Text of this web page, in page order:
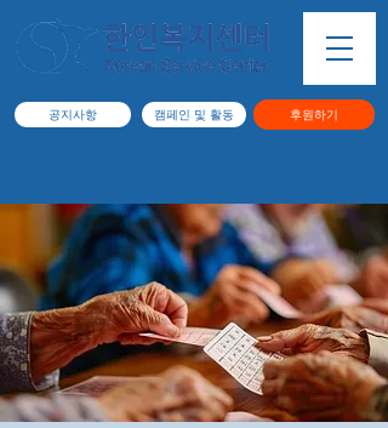
공지사항 캠페인 및 활동 후원하기